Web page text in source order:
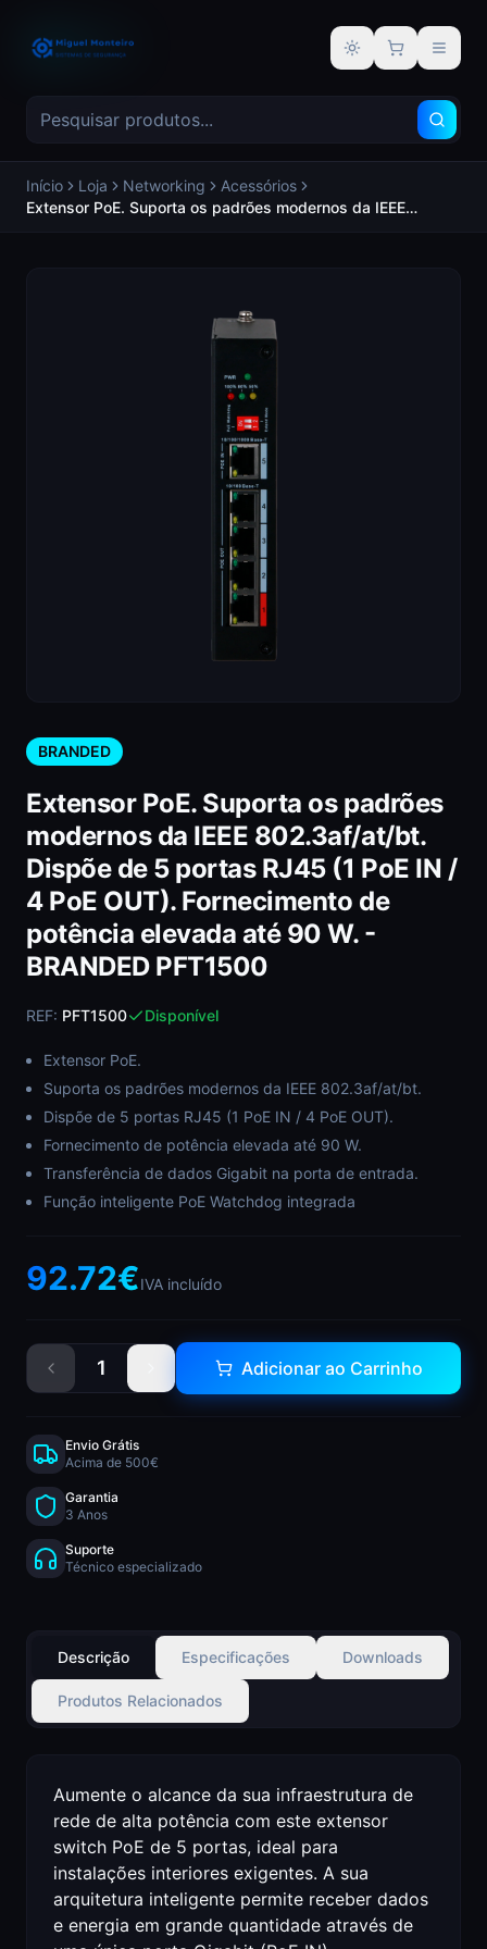
Alternar tema
Início Loja Networking
Acessórios
Extensor PoE. Suporta os padrões modernos da IEEE
BRANDED
Extensor PoE. Suporta os padrões
modernos da IEEE 802.3af/at/bt.
Dispõe de 5 portas RJ45 (1 PoE IN /
4 PoE OUT). Fornecimento de
potência elevada até 90 W. -
BRANDED PFT1500
REF: PFT1500 Disponível
Extensor PoE.
Suporta os padrões modernos da IEEE 802.3af/at/bt.
Dispõe de 5 portas RJ45 (1 PoE IN / 4 PoE OUT).
Fornecimento de potência elevada até 90 W.
Transferência de dados Gigabit na porta de entrada.
Função inteligente PoE Watchdog integrada
92.72€IVA incluído
1 Adicionar ao Carrinho
Envio Grátis
Acima de 500€
Garantia
3 Anos
Suporte
Técnico especializado
Descrição Especificações Downloads
Produtos Relacionados
Aumente o alcance da sua infraestrutura de
rede de alta potência com este extensor
switch PoE de 5 portas, ideal para
instalações interiores exigentes. A sua
arquitetura inteligente permite receber dados
e energia em grande quantidade através de